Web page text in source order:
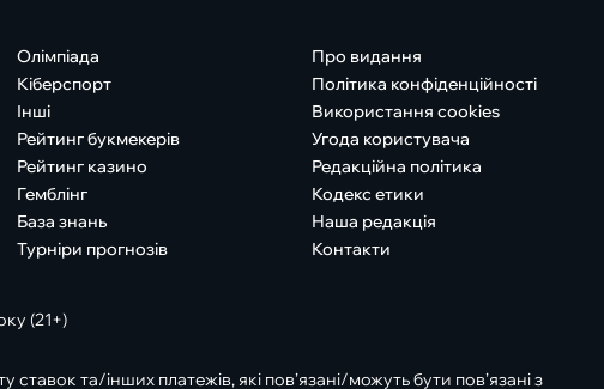
Олімпіада
Кіберспорт
Інші
Рейтинг букмекерів
Рейтинг казино
Гемблінг
База знань
Турніри прогнозів
Про видання
Політика конфіденційності
Використання cookies
Угода користувача
Редакційна політика
Кодекс етики
Наша редакція
Контакти
(21+)
та/інших платежів, які пов’язані/можуть бути пов’язані з